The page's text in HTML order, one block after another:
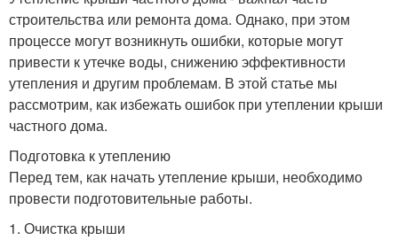
строительства или ремонта дома. Однако, при этом
процессе могут возникнуть ошибки, которые могут
привести к утечке воды, снижению эффективности
утепления и другим проблемам. В этой статье мы
рассмотрим, как избежать ошибок при утеплении крыши
частного дома.
Подготовка к утеплению
Перед тем, как начать утепление крыши, необходимо
провести подготовительные работы.
1. Очистка крыши